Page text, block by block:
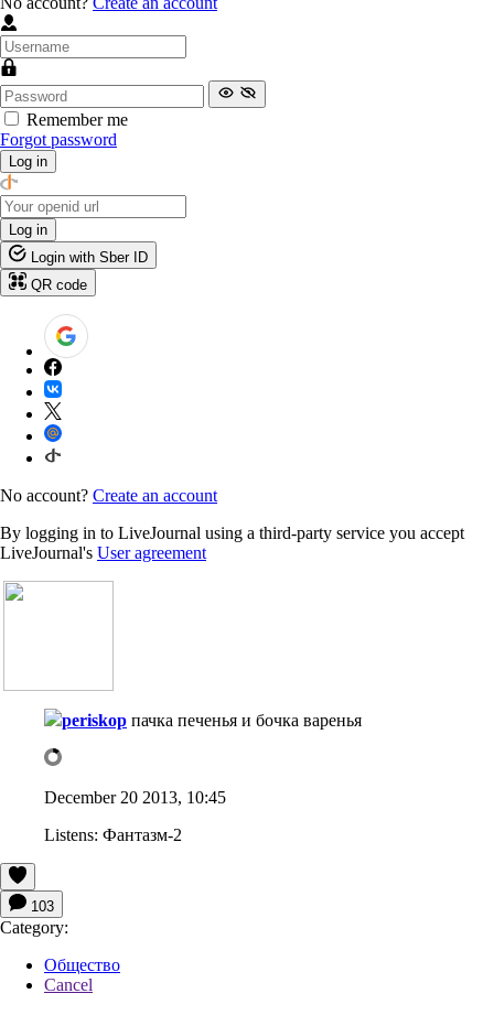
Remember me
Forgot password
Log in
Log in
Login with Sber ID
QR code
No account? Create an account
By logging in to LiveJournal using a third-party service you accept
LiveJournal's User agreement
periskop пачка печенья и бочка варенья
December 20 2013, 10:45
Listens: Фантазм-2
103
Category:
Общество
Cancel